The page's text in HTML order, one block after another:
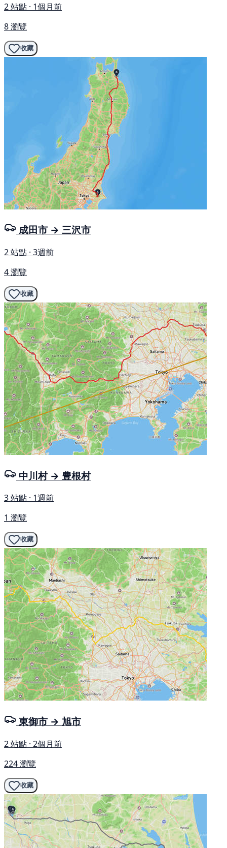
2 站點 · 1個月前
8 瀏覽
收藏
成田市 → 三沢市
2 站點 · 3週前
4 瀏覽
收藏
中川村 → 豊根村
3 站點 · 1週前
1 瀏覽
收藏
東御市 → 旭市
2 站點 · 2個月前
224 瀏覽
收藏